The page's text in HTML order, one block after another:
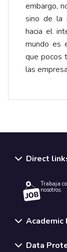
embargo,
sino de la
hacia el
mundo es
que pocos
las
Direct
Trabaja
nosotros.
Academic
Data